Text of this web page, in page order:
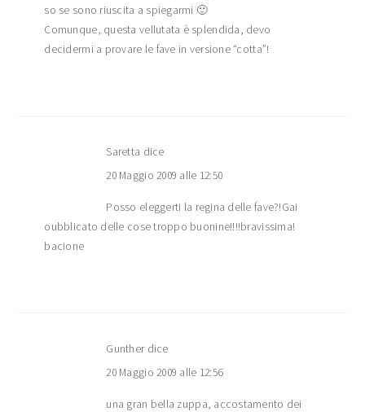
so se sono riuscita a spiegarmi 🙂
Comunque, questa vellutata è splendida, devo
decidermi a provare le fave in versione “cotta”!
Saretta dice
20 Maggio 2009 alle 12:50
Posso eleggerti la regina delle fave?!Gai
oubblicato delle cose troppo buonine!!!!bravissima!
bacione
Gunther dice
20 Maggio 2009 alle 12:56
una gran bella zuppa, accostamento dei